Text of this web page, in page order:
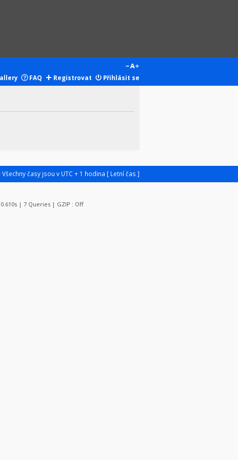
FAQ Registrovat Přihlásit se
Všechny časy jsou v UTC + 1 hodina [ Letní čas ]
| 7 Queries | GZIP : Off